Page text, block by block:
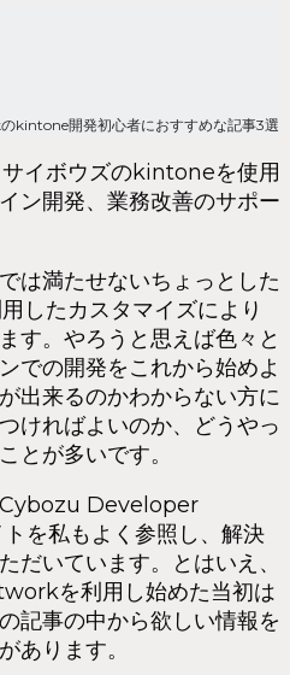
kintone開発初心者におすすめな記事3選
イボウズのkintoneを使用
ン開発、業務改善のサポー
は満たせないちょっとした
したカスタマイズにより
す。やろうと思えば色々と
での開発をこれから始めよ
出来るのかわからない方に
ければよいのか、どうやっ
とが多いです。
Cybozu Developer
を私もよく参照し、解決
だいています。とはいえ、
を利用し始めた当初は
記事の中から欲しい情報を
あります。